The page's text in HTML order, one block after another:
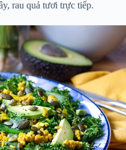
rau quả tươi trực tiếp.